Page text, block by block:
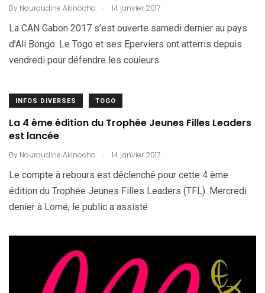
By Nouroudine Akinocho . 14 janvier 2017
La CAN Gabon 2017 s’est ouverte samedi dernier au pays
d’Ali Bongo. Le Togo et ses Eperviers ont atterris depuis
vendredi pour défendre les couleurs
INFOS DIVERSES TOGO
La 4 ème édition du Trophée Jeunes Filles Leaders
est lancée
By Nouroudine Akinocho . 14 janvier 2017
Le compte à rebours est déclenché pour cette 4 ème
édition du Trophée Jeunes Filles Leaders (TFL). Mercredi
denier à Lomé, le public a assisté